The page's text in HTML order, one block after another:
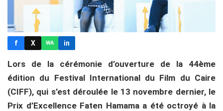
f X WA in
Lors de la cérémonie d’ouverture de la 44ème
édition du Festival International du Film du Caire
(CIFF), qui s’est déroulée le 13 novembre dernier, le
Prix d’Excellence Faten Hamama a été octroyé à la